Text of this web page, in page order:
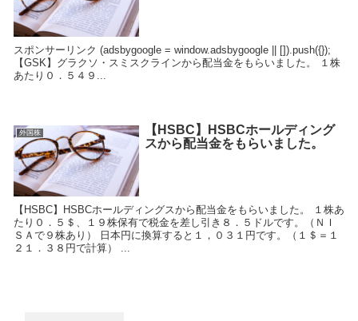
スポンサーリンク (adsbygoogle = window.adsbygoogle || []).push({});
【GSK】グラクソ・スミスクラインから配当金をもらいました。 １株
あたり０．５４９...
外国株
【HSBC】HSBCホールディング
スから配当金をもらいました。
【HSBC】HSBCホールディングスから配当金をもらいました。 １株あ
たり０．５＄、１９株保有で税金を差し引き８．５ドルです。（ＮＩ
ＳＡで９株あり） 日本円に換算すると１，０３１円です。（１＄＝１
２１．３８円で計算） ...